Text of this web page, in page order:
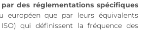
des réglementations spécifiques
européen que par leurs équivalents
qui définissent la fréquence des